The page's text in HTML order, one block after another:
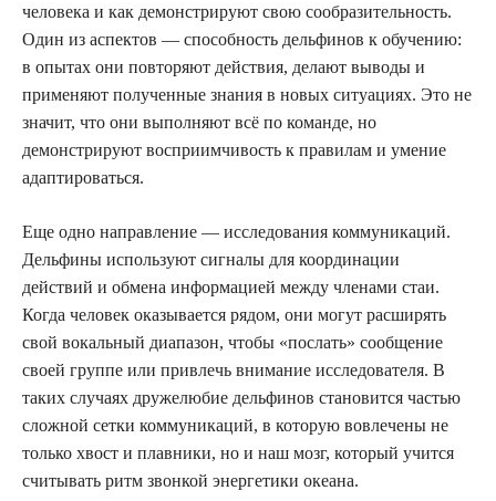
человека и как демонстрируют свою сообразительность.
Один из аспектов — способность дельфинов к обучению:
в опытах они повторяют действия, делают выводы и
применяют полученные знания в новых ситуациях. Это не
значит, что они выполняют всё по команде, но
демонстрируют восприимчивость к правилам и умение
адаптироваться.
Еще одно направление — исследования коммуникаций.
Дельфины используют сигналы для координации
действий и обмена информацией между членами стаи.
Когда человек оказывается рядом, они могут расширять
свой вокальный диапазон, чтобы «послать» сообщение
своей группе или привлечь внимание исследователя. В
таких случаях дружелюбие дельфинов становится частью
сложной сетки коммуникаций, в которую вовлечены не
только хвост и плавники, но и наш мозг, который учится
считывать ритм звонкой энергетики океана.